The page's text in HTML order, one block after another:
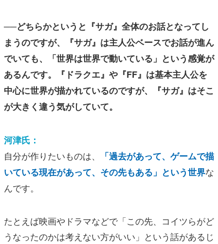
──どちらかというと『サガ』全体のお話となってし
まうのですが、『サガ』は主人公ベースでお話が進ん
でいても、「世界は世界で動いている」という感覚が
あるんです。『ドラクエ』や『FF』は基本主人公を
中心に世界が描かれているのですが、『サガ』はそこ
が大きく違う気がしていて。
河津氏：
自分が作りたいものは、
「過去があって、ゲームで描
いている現在があって、その先もある」という世界な
んです。
たとえば映画やドラマなどで「この先、コイツらがど
うなったのかは考えない方がいい」という話があるじ